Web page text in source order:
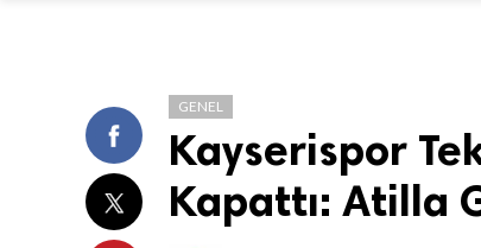
GENEL
Kayserispor
Kapattı: Atilla